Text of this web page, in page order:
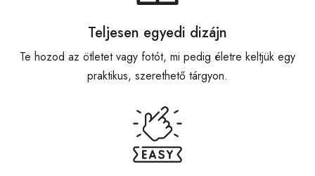
Teljesen egyedi dizájn
Te hozod az ötletet vagy fotót, mi pedig életre keltjük egy
praktikus, szerethető tárgyon.